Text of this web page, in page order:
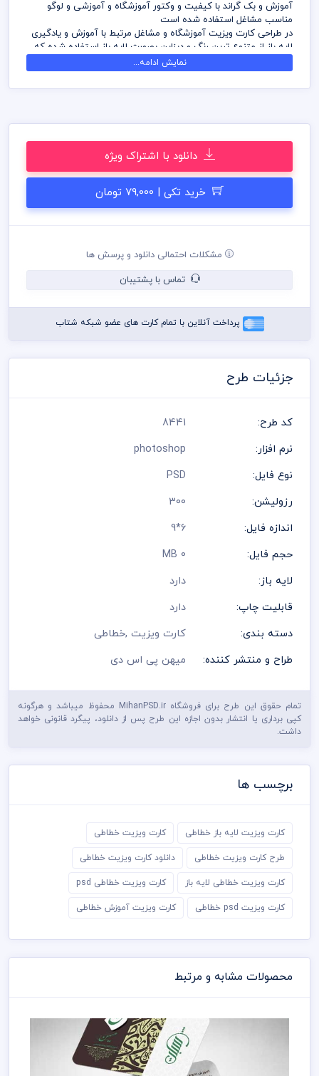
دانلود با اشتراک ویژه
خرید تکی | 79,000 تومان
مشکلات احتمالی دانلود و پرسش ها
تماس با پشتیبان
پرداخت آنلاین با تمام کارت های عضو شبکه شتاب
جزئیات طرح
کد طرح:
8441
نرم افزار:
photoshop
نوع فایل:
PSD
رزولیشن:
300
اندازه فایل:
6*9
حجم فایل:
0 MB
لایه باز:
دارد
قابلیت چاپ:
دارد
دسته بندی:
کارت ویزیت,خطاطی
طراح و منتشر کننده:
میهن پی اس دی
تمام حقوق این طرح برای فروشگاه MihanPSD.ir محفوظ میباشد و هرگونه
کپی برداری یا انتشار بدون اجازه این طرح پس از دانلود، پیگرد قانونی خواهد
داشت.
برچسب ها
کارت ویزیت لایه باز خطاطی کارت ویزیت خطاطی
طرح کارت ویزیت خطاطی دانلود کارت ویزیت خطاطی
کارت ویزیت خطاطی لایه باز کارت ویزیت خطاطی psd
کارت ویزیت psd خطاطی کارت ویزیت آموزش خطاطی
آموزش و بک گراند با کیفیت و وکتور آموزشگاه و آموزشی و لوگو
مناسب مشاغل استفاده شده است
در طراحی کارت ویزیت آموزشگاه و مشاغل مرتبط با آموزش و یادگیری
لایه باز از متنوع ترین رنگ و دیزاین بصورت لایه باز استفاده شده که
شما بتوانید لایه های مختلف کارت ویزیت را به سلیقه ویرایش و
استفاده نمائید
در طراحی کارت ویزیت میهن پی اس دی از تصاویر و وکتورهای
باشد که می توانید جهت ویرایش از نرم افزار فتوشاپ استفاده نمائید
شما می توانید چاپ کارت ویزیت های موجود در وب سایت میهن پی
اس دی را نزد چاپحانه مجموعه چاپ و در سراسر کشور دریافت نمائید
برای دانلود کارت ویزیت و طرح لایه باز به صورت به صرفه می توانید از
بسته های اشتراک ویژه استفاده نمائید و کارت ویزیت رایگان دانلود
نمائید
خریدار می باشد
در طراحی کارت ویزیت از لوگو و نشان های تجاری نمادین استفاده
شده است و مسئولیت استفاده از همان لوگو به عهده خریدار می
رعایت کلیه قوانین موجود در سایت به عهده خریدار می باشد
نمایش ادامه...
محصولات مشابه و مرتبط